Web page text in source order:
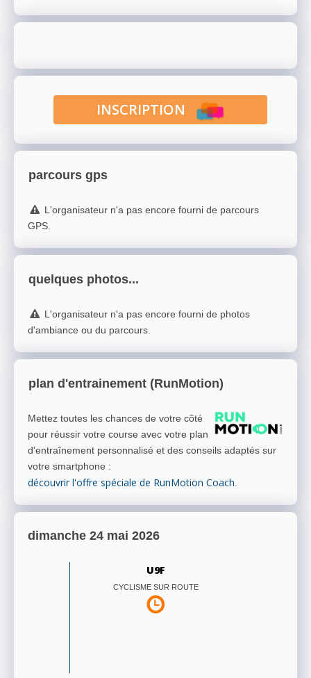
INSCRIPTION
parcours gps
L'organisateur n'a pas encore fourni de parcours
GPS.
quelques photos...
L'organisateur n'a pas encore fourni de photos
d'ambiance ou du parcours.
plan d'entrainement (RunMotion)
Mettez toutes les chances de votre côté
pour réussir votre course avec votre plan
d'entraînement personnalisé et des conseils adaptés sur
votre smartphone :
découvrir l'offre spéciale de RunMotion Coach.
dimanche 24 mai 2026
U9F
CYCLISME SUR ROUTE